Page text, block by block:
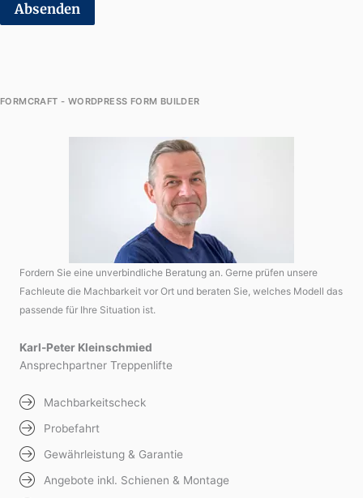
Absenden
FORMCRAFT - WORDPRESS FORM BUILDER
Fordern Sie eine unverbindliche Beratung an. Gerne prüfen unsere
Fachleute die Machbarkeit vor Ort und beraten Sie, welches Modell das
passende für Ihre Situation ist.
Karl-Peter Kleinschmied
Ansprechpartner Treppenlifte
Machbarkeitscheck
Probefahrt
Gewährleistung & Garantie
Angebote inkl. Schienen & Montage